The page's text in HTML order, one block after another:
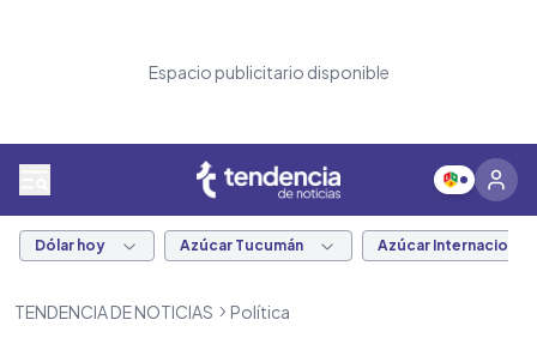
Espacio publicitario disponible
Dólar hoy Azúcar Tucumán Azúcar Internacional
TENDENCIA DE NOTICIAS Política